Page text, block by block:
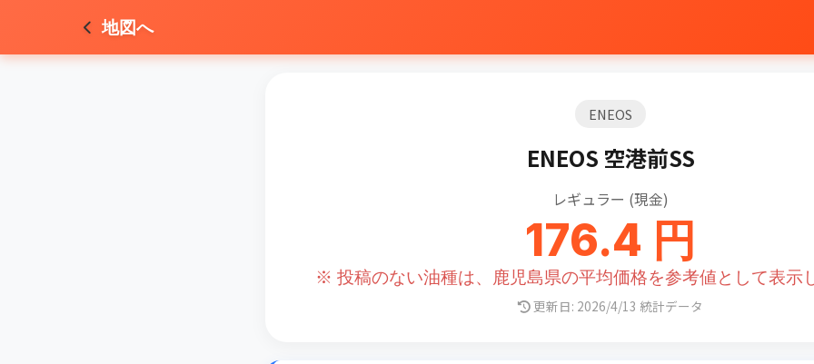
地図へ
ENEOS
ENEOS 空港前SS
レギュラー (現金)
176.4 円
※ 投稿のない油種は、鹿児島県の平均価格を参考値として表示
更新日: 2026/4/13 統計データ